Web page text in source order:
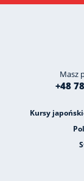
Masz
+48
Kursy